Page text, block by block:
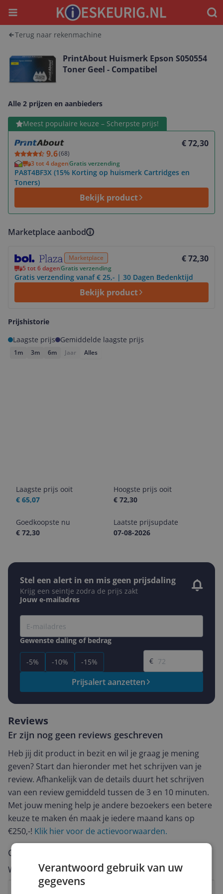
Menu
Terug naar rekenmachine
PrintAbout Huismerk Epson S050554
Toner Geel - Compatibel
Alle 2 prijzen en aanbieders
Meest populaire keuze – Scherpste prijs!
9.6(68)
€ 72,30
3 tot 4 dagenGratis verzending
PA8T4BF3X (15% Korting op huismerk Cartridges en
Toners)
Bekijk product
Bekijk product
Marketplace aanbod
Marketplace € 72,30
5 tot 6 dagenGratis verzending
Gratis verzending vanaf € 25,- | 30 Dagen Bedenktijd
Bekijk product
Prijshistorie
Laagste prijs
Gemiddelde laagste prijs
1m 3m 6m Jaar Alles
Laagste prijs ooit
€ 65,07
Hoogste prijs ooit
€ 72,30
Goedkoopste nu
€ 72,30
Laatste prijsupdate
07-08-2026
Stel een alert in en mis geen prijsdaling
Krijg een seintje zodra de prijs zakt
Jouw e-mailadres
Gewenste daling of bedrag
-5% -10% -15%
Gewenste prijs
€
Prijsalert aanzetten
Reviews
Er zijn nog geen reviews geschreven
Heb jij dit product in bezit en wil je graag je mening
geven? Start dan hieronder met het schrijven van je
review. Afhankelijk van de details duurt het schrijven
van een review gemiddeld tussen de 3 en 10 minuten.
Met jouw mening help je andere bezoekers een betere
keuze te maken én maak je iedere maand kans op
€250,-! Klik hier voor de actievoorwaarden.
Cijfer
Welk cijfer geef jij dit product?
2
Verantwoord gebruik van uw
gegevens